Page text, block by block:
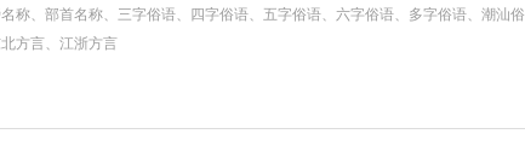
称、部首名称、三字俗语、四字俗语、五字俗语、六字俗语、多字俗语、潮汕俗
方言、江浙方言